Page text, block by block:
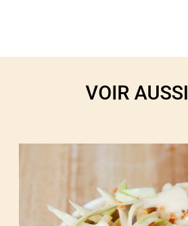
VOIR AUSSI